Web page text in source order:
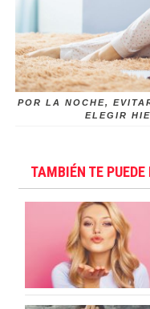
POR LA NOCHE,
ELEGIR
TAMBIÉN TE PUEDE